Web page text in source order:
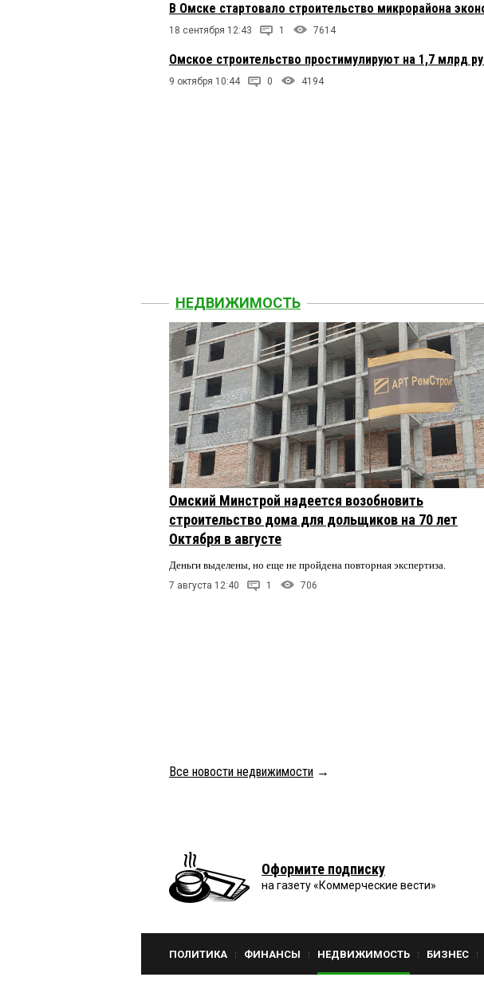
В Омске стартовало строительство микрорайона
18 сентября 12:43 1 7614
Омское строительство простимулируют на 1,7 млрд
9 октября 10:44 0 4194
НЕДВИЖИМОСТЬ
Омский Минстрой надеется возобновить
строительство дома для дольщиков на 70 лет
Октября в августе
Деньги выделены, но еще не пройдена повторная экспертиза.
7 августа 12:40 1 706
Все новости недвижимости →
Оформите подписку
на газету «Коммерческие вести»
ПОЛИТИКА ФИНАНСЫ НЕДВИЖИМОСТЬ БИЗНЕС